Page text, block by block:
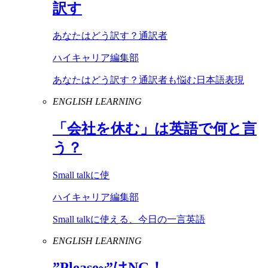
訳す
あなたはどう訳す？通訳者
ハイキャリア編集部
あなたはどう訳す？通訳者も悩む日本語表現
ENGLISH LEARNING
「会社を休む」は英語で何と言
う？
Small talkに使
ハイキャリア編集部
Small talkに使える、今日の一言英語
ENGLISH LEARNING